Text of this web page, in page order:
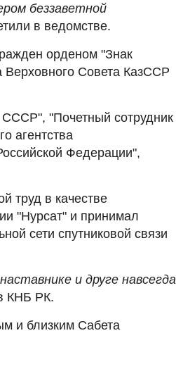
беззаветной
в ведомстве.
орденом "Знак
Верховного Совета КазССР
СССР", "Почетный сотрудник
агентства
Федерации",
труд в качестве
"Нурсат" и принимал
сети спутниковой связи
и друге навсегда
КНБ РК.
и близким Сабета